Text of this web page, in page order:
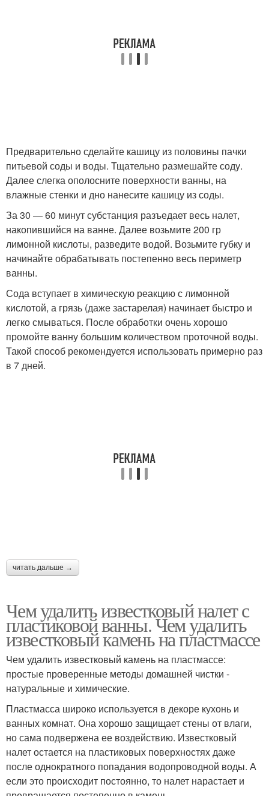
Предварительно сделайте кашицу из половины пачки
питьевой соды и воды. Тщательно размешайте соду.
Далее слегка ополосните поверхности ванны, на
влажные стенки и дно нанесите кашицу из соды.
За 30 — 60 минут субстанция разъедает весь налет,
накопившийся на ванне. Далее возьмите 200 гр
лимонной кислоты, разведите водой. Возьмите губку и
начинайте обрабатывать постепенно весь периметр
ванны.
Сода вступает в химическую реакцию с лимонной
кислотой, а грязь (даже застарелая) начинает быстро и
легко смываться. После обработки очень хорошо
промойте ванну большим количеством проточной воды.
Такой способ рекомендуется использовать примерно раз
в 7 дней.
читать дальше →
Чем удалить известковый налет с
пластиковой ванны. Чем удалить
известковый камень на пластмассе
Чем удалить известковый камень на пластмассе:
простые проверенные методы домашней чистки -
натуральные и химические.
Пластмасса широко используется в декоре кухонь и
ванных комнат. Она хорошо защищает стены от влаги,
но сама подвержена ее воздействию. Известковый
налет остается на пластиковых поверхностях даже
после однократного попадания водопроводной воды. А
если это происходит постоянно, то налет нарастает и